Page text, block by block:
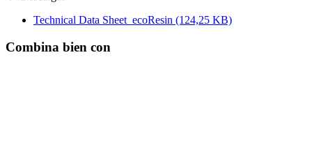
Technical Data Sheet_ecoResin (124,25 KB)
Combina bien con